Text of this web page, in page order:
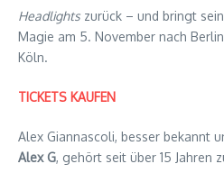
Headlights zurück – und bringt
Magie am 5. November nach
Köln.
TICKETS KAUFEN
Alex Giannascoli, besser bekannt
Alex G, gehört seit über 15 Jahren